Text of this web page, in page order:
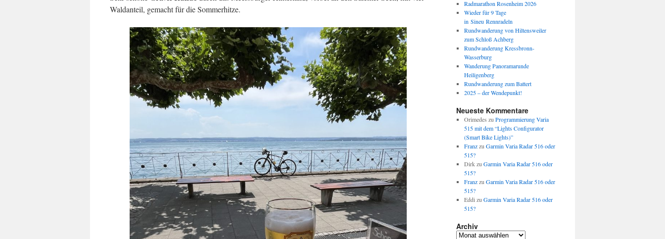
Waldanteil, gemacht für die Sommerhitze.
Radmarathon Rosenheim 2026
Wieder für 9 Tage
in Sineu Rennradeln
Rundwanderung von Hiltensweiler
zum Schloß Achberg
Rundwanderung Kressbronn-
Wasserburg
Wanderung Panoramarunde
Heiligenberg
Rundwanderung zum Battert
2025 – der Wendepunkt!
Neueste Kommentare
Orimedes zu Programmierung Varia
515 mit dem “Lights Configurator
(Smart Bike Lights)”
Franzzu Garmin Varia Radar 516 oder
515?
Dirkzu Garmin Varia Radar 516 oder
515?
Franzzu Garmin Varia Radar 516 oder
515?
Eddi zu Garmin Varia Radar 516 oder
515?
Archiv
Archiv